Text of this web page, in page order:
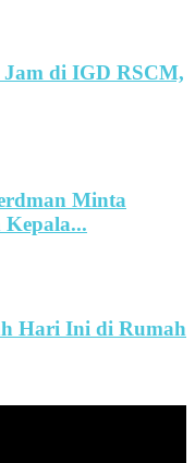
Jam di IGD RSCM,
Minta
Kepala...
Hari Ini di Rumah